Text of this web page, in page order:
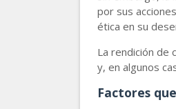
por sus
ética en su
La rendición de
y, en algunos
Factores